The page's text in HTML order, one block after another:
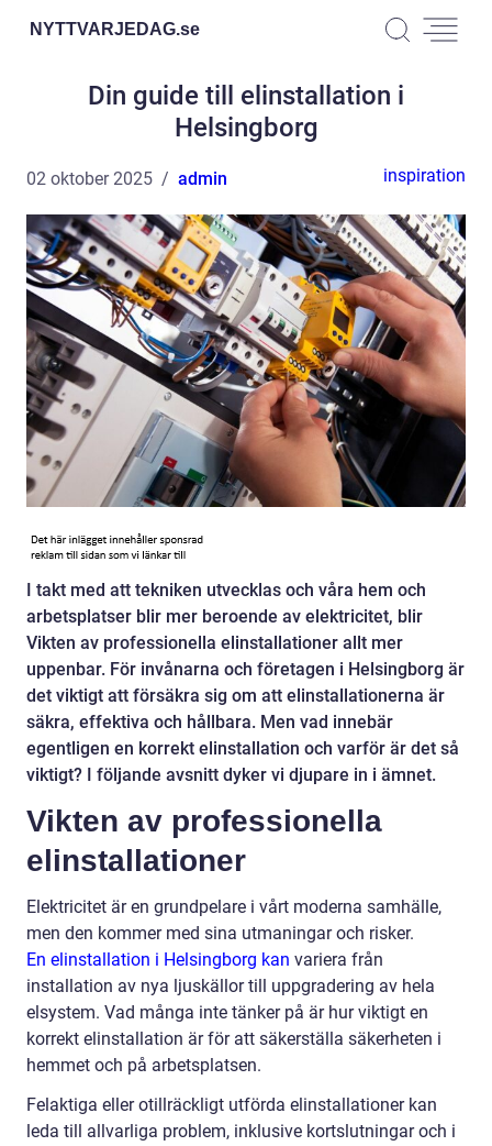
NYTTVARJEDAG.se
Din guide till elinstallation i
Helsingborg
02 oktober 2025 admin inspiration
I takt med att tekniken utvecklas och våra hem och
arbetsplatser blir mer beroende av elektricitet, blir
Vikten av professionella elinstallationer allt mer
uppenbar. För invånarna och företagen i Helsingborg är
det viktigt att försäkra sig om att elinstallationerna är
säkra, effektiva och hållbara. Men vad innebär
egentligen en korrekt elinstallation och varför är det så
viktigt? I följande avsnitt dyker vi djupare in i ämnet.
Vikten av professionella
elinstallationer
Elektricitet är en grundpelare i vårt moderna samhälle,
men den kommer med sina utmaningar och risker.
En elinstallation i Helsingborg kan variera från
installation av nya ljuskällor till uppgradering av hela
elsystem. Vad många inte tänker på är hur viktigt en
korrekt elinstallation är för att säkerställa säkerheten i
hemmet och på arbetsplatsen.
Felaktiga eller otillräckligt utförda elinstallationer kan
leda till allvarliga problem, inklusive kortslutningar och i